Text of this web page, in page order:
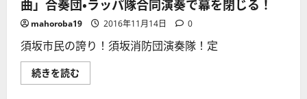
防
操
法
大
会
で
活
轟
か
す
ッ
パ
隊！
演
曲」合奏団・ラッパ隊合同演奏で幕を閉じる！
mahoroba19 2016年11月14日 0
須坂市民の誇り！須坂消防団演奏隊！定
続きを読む
坂